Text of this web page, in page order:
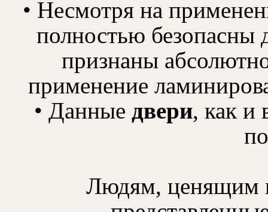
• Несмотря на
полностью безопасны
признаны
применение
• Данныедвери, как и
Людям, ценящим